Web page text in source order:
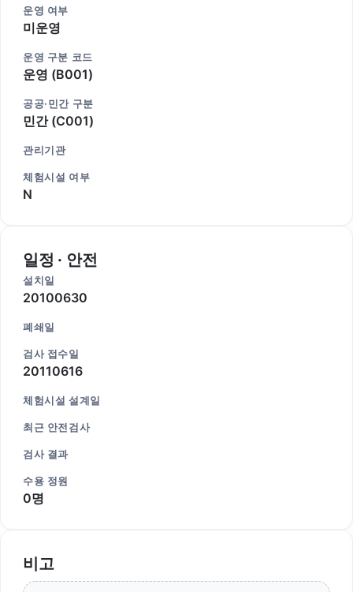
운영 여부
미운영
운영 구분 코드
운영 (B001)
공공·민간 구분
민간 (C001)
관리기관
체험시설 여부
N
일정 · 안전
설치일
20100630
폐쇄일
검사 접수일
20110616
체험시설 설계일
최근 안전검사
검사 결과
수용 정원
0명
비고